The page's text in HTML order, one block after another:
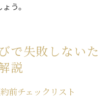
う。
で失敗しないた
説
前チェックリスト